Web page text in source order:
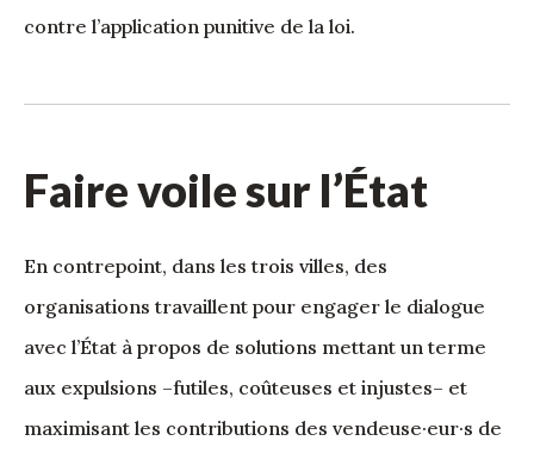
contre l’application punitive de la loi.
Faire voile sur l’État
En contrepoint, dans les trois villes, des
organisations travaillent pour engager le dialogue
avec l’État à propos de solutions mettant un terme
aux expulsions –futiles, coûteuses et injustes– et
maximisant les contributions des vendeuse·eur·s de